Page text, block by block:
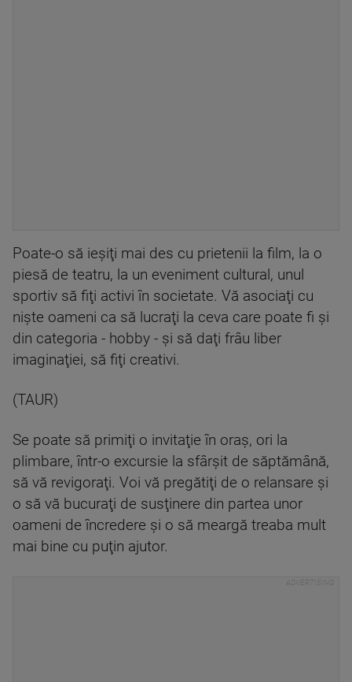
Poate-o să ieşiţi mai des cu prietenii la film, la o
piesă de teatru, la un eveniment cultural, unul
sportiv să fiţi activi în societate. Vă asociaţi cu
nişte oameni ca să lucraţi la ceva care poate fi şi
din categoria - hobby - şi să daţi frâu liber
imaginaţiei, să fiţi creativi.
(TAUR)
Se poate să primiţi o invitaţie în oraş, ori la
plimbare, într-o excursie la sfârşit de săptămână,
să vă revigoraţi. Voi vă pregătiţi de o relansare şi
o să vă bucuraţi de susţinere din partea unor
oameni de încredere şi o să meargă treaba mult
mai bine cu puţin ajutor.